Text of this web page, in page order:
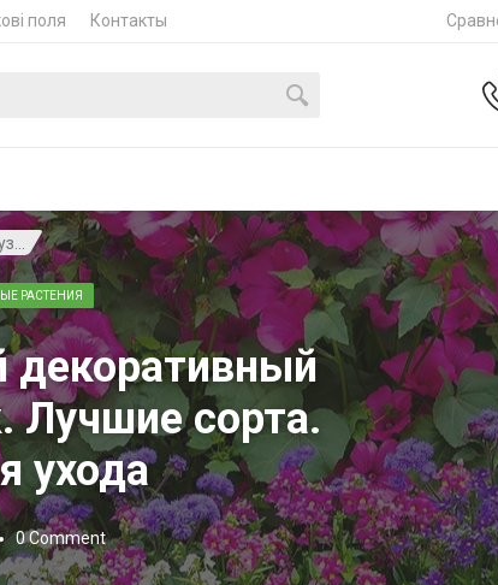
поля Контакты
РАСТЕНИЯ
декоративный
Лучшие сорта.
ухода
0Comment